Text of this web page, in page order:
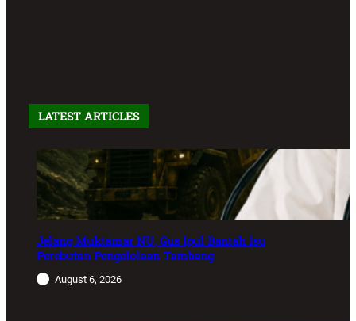
LATEST ARTICLES
Jelang Muktamar NU, Gus Ipul Bantah Isu
Perebutan Pengelolaan Tambang
August 6, 2026